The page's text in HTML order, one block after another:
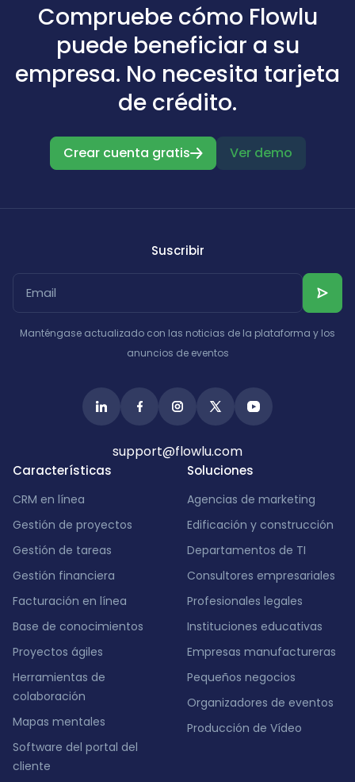
Compruebe cómo Flowlu
puede beneficiar a su
empresa. No necesita tarjeta
de crédito.
Crear cuenta gratis Ver demo
Características
CRM en línea
Gestión de proyectos
Gestión de tareas
Gestión financiera
Facturación en línea
Base de conocimientos
Proyectos ágiles
Herramientas de
colaboración
Mapas mentales
Software del portal del
cliente
Soluciones
Agencias de marketing
Edificación y construcción
Departamentos de TI
Consultores empresariales
Profesionales legales
Instituciones educativas
Empresas manufactureras
Pequeños negocios
Organizadores de eventos
Producción de Vídeo
Suscribir
Manténgase actualizado con las noticias de la plataforma y los
anuncios de eventos
support@flowlu.com